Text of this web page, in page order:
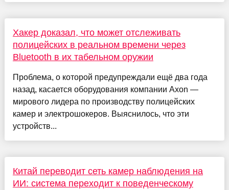
Хакер доказал, что может отслеживать
полицейских в реальном времени через
Bluetooth в их табельном оружии
Проблема, о которой предупреждали ещё два года
назад, касается оборудования компании Axon —
мирового лидера по производству полицейских
камер и электрошокеров. Выяснилось, что эти
устройств...
Китай переводит сеть камер наблюдения на
ИИ: система переходит к поведенческому